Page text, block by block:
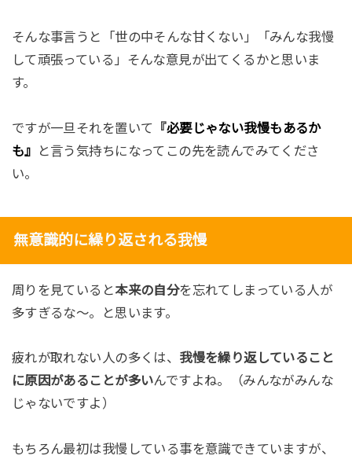
そんな事言うと「世の中そんな甘くない」「みんな我慢
して頑張っている」そんな意見が出てくるかと思いま
す。
ですが一旦それを置いて 『必要じゃない我慢もあるか
も』
と言う気持ちになってこの先を読んでみてくださ
い。
無意識的に繰り返される我慢
周りを見ていると本来の自分を忘れてしまっている人が
多すぎるな〜。と思います。
疲れが取れない人の多くは、 我慢を繰り返していること
に原因があることが多いんですよね。（みんながみんな
じゃないですよ）
もちろん最初は我慢している事を意識できていますが、